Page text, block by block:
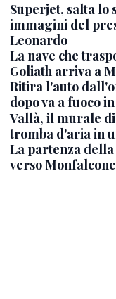
Superjet, salta lo
immagini del
Leonardo
La nave che
Goliath arriva a
Ritira l'auto
dopo va a fuoco
Vallà, il murale
tromba d'aria in
La partenza
verso